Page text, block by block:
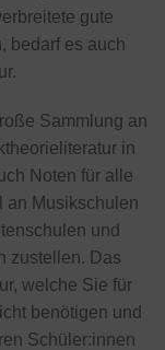
gute
bedarf es auch
Sammlung an
in
Noten für alle
an Musikschulen
und
zustellen. Das
welche Sie für
benötigen und
Schüler:innen